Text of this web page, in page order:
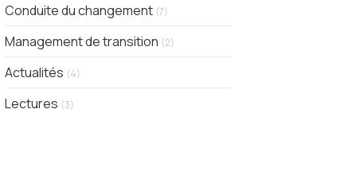
Conduite du changement (7)
Management de transition (2)
Actualités (4)
Lectures (3)